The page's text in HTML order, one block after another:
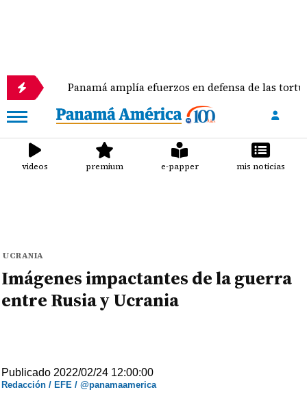
Panamá amplía efuerzos en defensa de las tortugas
videos premium e-papper mis noticias
UCRANIA
Imágenes impactantes de la guerra
entre Rusia y Ucrania
Publicado 2022/02/24 12:00:00
Redacción / EFE / @panamaamerica